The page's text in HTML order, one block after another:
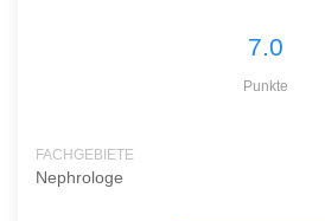
7.0
Punkte
FACHGEBIETE
Nephrologe